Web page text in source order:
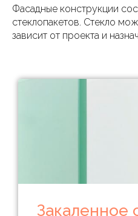
Фасадные конструкции
стеклопакетов. Стекло
зависит от проекта и
Закаленное